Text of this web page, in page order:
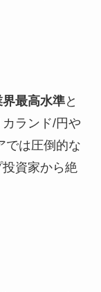
最高水準と
ランド/円や
では圧倒的な
資家から絶